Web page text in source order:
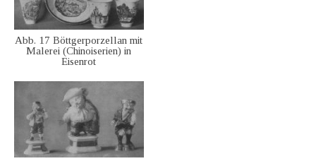
Abb. 17 Böttgerporzellan mit
Malerei (Chinoiserien) in
Eisenrot